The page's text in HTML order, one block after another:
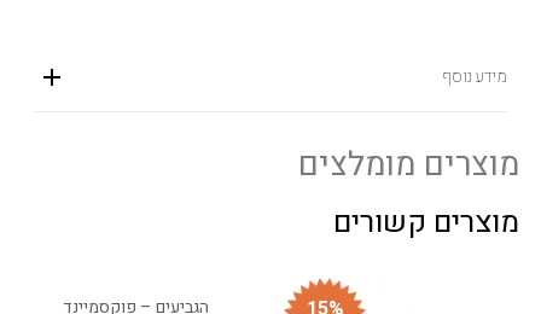
מידע נוסף
מוצרים מומלצים
מוצרים קשורים
הגביעים – פוקסמיינד